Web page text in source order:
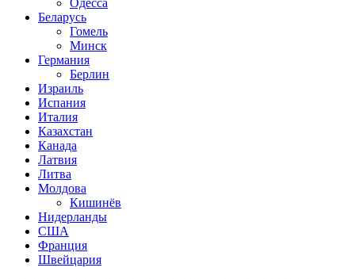
Одесса
Беларусь
Гомель
Минск
Германия
Берлин
Израиль
Испания
Италия
Казахстан
Канада
Латвия
Литва
Молдова
Кишинёв
Нидерланды
США
Франция
Швейцария